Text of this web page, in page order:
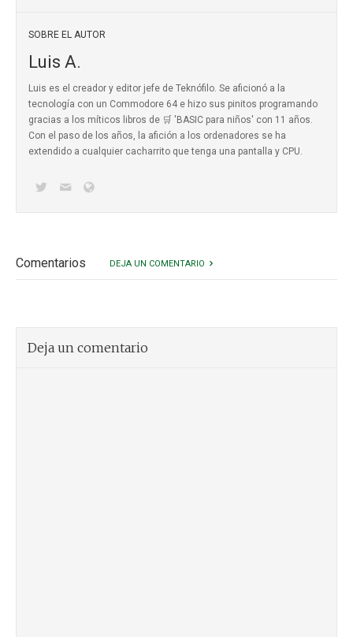
SOBRE EL AUTOR
Luis A.
Luis es el creador y editor jefe de Teknófilo. Se aficionó a la
tecnología con un Commodore 64 e hizo sus pinitos programando
gracias a los míticos libros de 🛒 'BASIC para niños' con 11 años.
Con el paso de los años, la afición a los ordenadores se ha
extendido a cualquier cacharrito que tenga una pantalla y CPU.
Comentarios DEJA UN COMENTARIO
Deja un comentario